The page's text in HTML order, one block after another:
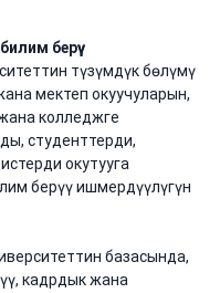
түзүмдүк бөлүмү
мектеп окуучуларын,
колледжге
студенттерди,
окутууга
берүү ишмердүүлүгүн
кадрдык жана